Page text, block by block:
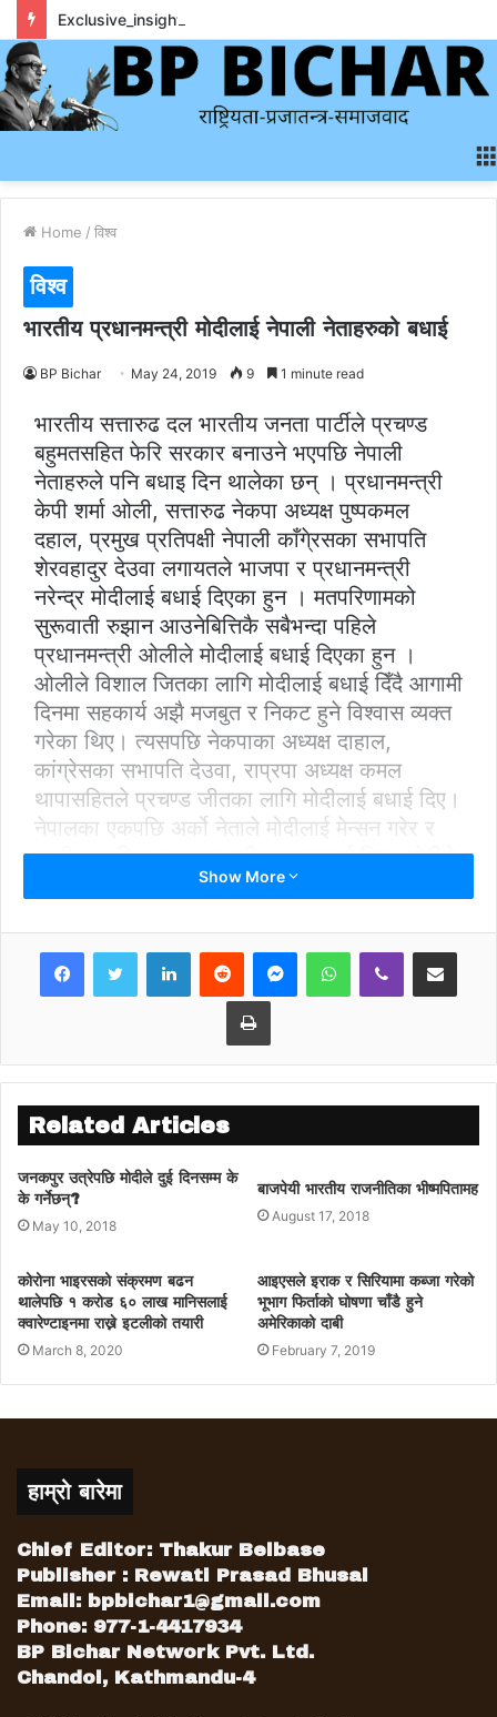
Home / विश्व
विश्व
भारतीय प्रधानमन्त्री मोदीलाई नेपाली नेताहरुको बधाई
BP Bichar May 24, 2019 9 1 minute read
भारतीय सत्तारुढ दल भारतीय जनता पार्टीले प्रचण्ड
बहुमतसहित फेरि सरकार बनाउने भएपछि नेपाली
नेताहरुले पनि बधाइ दिन थालेका छन् । प्रधानमन्त्री
केपी शर्मा ओली, सत्तारुढ नेकपा अध्यक्ष पुष्पकमल
दहाल, प्रमुख प्रतिपक्षी नेपाली काँगे्रसका सभापति
शेरवहादुर देउवा लगायतले भाजपा र प्रधानमन्त्री
नरेन्द्र मोदीलाई बधाई दिएका हुन । मतपरिणामको
सुरूवाती रुझान आउनेबित्तिकै सबैभन्दा पहिले
प्रधानमन्त्री ओलीले मोदीलाई बधाई दिएका हुन ।
ओलीले विशाल जितका लागि मोदीलाई बधाई दिँदै आगामी
दिनमा सहकार्य अझै मजबुत र निकट हुने विश्वास व्यक्त
गरेका थिए। त्यसपछि नेकपाका अध्यक्ष दाहाल,
कांग्रेसका सभापति देउवा, राप्रपा अध्यक्ष कमल
थापासहितले प्रचण्ड जीतका लागि मोदीलाई बधाई दिए।
नेपालका एकपछि अर्को नेताले मोदीलाई मेन्सन गरेर र
नगरी सामाजिक सञ्जाल ट्वीटरबाट बधाई दिए। मोदीले
आफूलाई ट्विटरमार्फत् बधाई दिने सबैलाई मेन्सन गरेर
ओलीमा मेन्सन गर्दै मोदीले सबैभन्दा पहिले न्यानो बधाइका
लागि धन्यवाद भनेका छन्। त्यसपछि उनले नेपालसँगको
सम्बन्ध अझै नजिक रहने विश्वास व्यक्त गरेका छन् ।
ओलीसँगै प्रमुख प्रतिपक्षी दल नेपाली कांग्रेसका
सभापति देउवाले मोदी र अमित शाहलाई मेन्सन गर्दै बधाई
दिएका थिए । देउवालाई पनि मोदीले जवाफ फर्काएका
छन्। मोदीले देउवालाई जवाफ फर्काउँदै शुभकामनाका
लागि धन्यवाद भनेका छन्। ‘भारत र नेपाल निकट
छिमेकीकारूपमा विशेष सम्बन्ध राख्दै आएका छन्।
Show More
LinkedInReddit MessengerWhatsAppViber Share via Email
Print
Related Articles
जनकपुर उत्रेपछि मोदीले दुई दिनसम्म के
के गर्नेछन्?
May 10, 2018
बाजपेयी भारतीय राजनीतिका भीष्मपितामह
August 17, 2018
कोरोना भाइरसको संक्रमण बढन
थालेपछि १ करोड ६० लाख मानिसलाई
क्वारेण्टाइनमा राख्ने इटलीको तयारी
March 8, 2020
आइएसले इराक र सिरियामा कब्जा गरेको
भूभाग फिर्ताको घोषणा चाँडै हुने
अमेरिकाको दाबी
February 7, 2019
हाम्रो बारेमा
Chief Editor: Thakur Belbase
Publisher : Rewati Prasad Bhusal
Email: bpbichar1@gmail.com
Phone: 977-1-4417934
BP Bichar Network Pvt. Ltd.
Chandol, Kathmandu-4